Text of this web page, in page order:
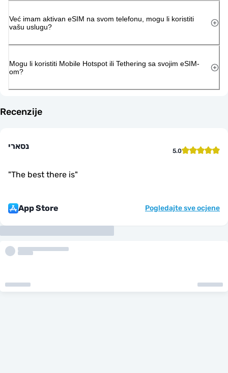
Već imam aktivan eSIM na svom telefonu, mogu li koristiti
vašu uslugu?
Mogu li koristiti Mobile Hotspot ili Tethering sa svojim eSIM-
om?
Recenzije
נסארי 5.0
"The best there is"
App Store Pogledajte sve ocjene